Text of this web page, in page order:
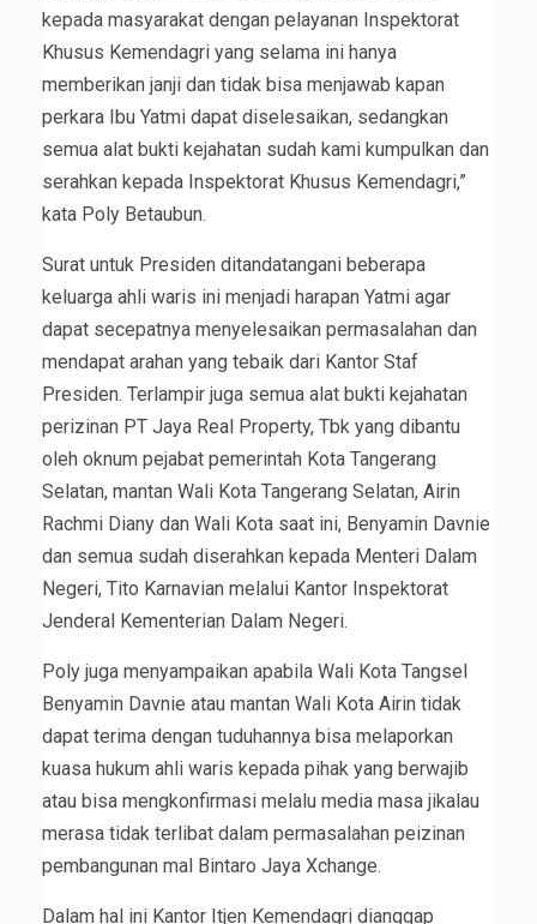
kepada masyarakat dengan pelayanan Inspektorat
Khusus Kemendagri yang selama ini hanya
memberikan janji dan tidak bisa menjawab kapan
perkara Ibu Yatmi dapat diselesaikan, sedangkan
semua alat bukti kejahatan sudah kami kumpulkan dan
serahkan kepada Inspektorat Khusus Kemendagri,”
kata Poly Betaubun.
Surat untuk Presiden ditandatangani beberapa
keluarga ahli waris ini menjadi harapan Yatmi agar
dapat secepatnya menyelesaikan permasalahan dan
mendapat arahan yang tebaik dari Kantor Staf
Presiden. Terlampir juga semua alat bukti kejahatan
perizinan PT Jaya Real Property, Tbk yang dibantu
oleh oknum pejabat pemerintah Kota Tangerang
Selatan, mantan Wali Kota Tangerang Selatan, Airin
Rachmi Diany dan Wali Kota saat ini, Benyamin Davnie
dan semua sudah diserahkan kepada Menteri Dalam
Negeri, Tito Karnavian melalui Kantor Inspektorat
Jenderal Kementerian Dalam Negeri.
Poly juga menyampaikan apabila Wali Kota Tangsel
Benyamin Davnie atau mantan Wali Kota Airin tidak
dapat terima dengan tuduhannya bisa melaporkan
kuasa hukum ahli waris kepada pihak yang berwajib
atau bisa mengkonfirmasi melalu media masa jikalau
merasa tidak terlibat dalam permasalahan peizinan
pembangunan mal Bintaro Jaya Xchange.
Dalam hal ini Kantor Itjen Kemendagri dianggap